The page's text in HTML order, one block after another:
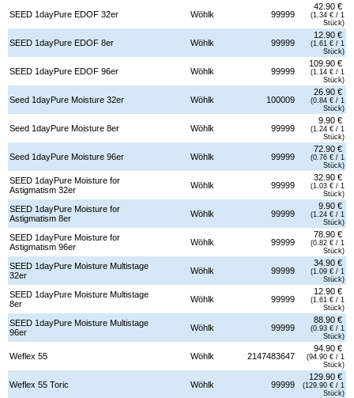
SEED 1dayPure EDOF 32er Wöhlk 99999
42.90 €
(1.34 € / 1
Stück)
SEED 1dayPure EDOF 8er Wöhlk 99999
12.90 €
(1.61 € / 1
Stück)
SEED 1dayPure EDOF 96er Wöhlk 99999
109.90 €
(1.14 € / 1
Stück)
Seed 1dayPure Moisture 32er Wöhlk 100009
26.90 €
(0.84 € / 1
Stück)
Seed 1dayPure Moisture 8er Wöhlk 99999
9.90 €
(1.24 € / 1
Stück)
Seed 1dayPure Moisture 96er Wöhlk 99999
72.90 €
(0.76 € / 1
Stück)
SEED 1dayPure Moisture for
Astigmatism 32er
Wöhlk 99999
32.90 €
(1.03 € / 1
Stück)
SEED 1dayPure Moisture for
Astigmatism 8er
Wöhlk 99999
9.90 €
(1.24 € / 1
Stück)
SEED 1dayPure Moisture for
Astigmatism 96er
Wöhlk 99999
78.90 €
(0.82 € / 1
Stück)
SEED 1dayPure Moisture Multistage
32er
Wöhlk 99999
34.90 €
(1.09 € / 1
Stück)
SEED 1dayPure Moisture Multistage
8er
Wöhlk 99999
12.90 €
(1.61 € / 1
Stück)
SEED 1dayPure Moisture Multistage
96er
Wöhlk 99999
88.90 €
(0.93 € / 1
Stück)
Weflex 55 Wöhlk 2147483647
94.90 €
(94.90 € / 1
Stück)
Weflex 55 Toric Wöhlk 99999
129.90 €
(129.90 € / 1
Stück)